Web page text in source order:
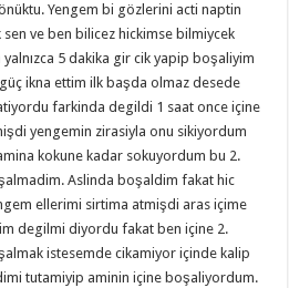
Yengem bi gözlerini acti naptin
ve ben bilicez hickimse bilmiycek
5 dakika gir cik yapip boşaliyim
ikna ettim ilk başda olmaz desede
farkinda degildi 1 saat once içine
yengemin zirasiyla onu sikiyordum
kokune kadar sokuyordum bu 2.
Aslinda boşaldim fakat hic
ellerimi sirtima atmişdi aras içime
degilmi diyordu fakat ben içine 2.
istesemde cikamiyor içinde kalip
tutamiyip aminin içine boşaliyordum.